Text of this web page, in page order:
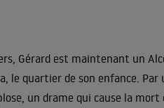
Gérard est maintenant un
le quartier de son enfance. Par
un drame qui cause la mort